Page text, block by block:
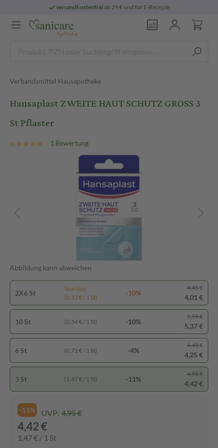
versandkostenfreiab 29 € und für E-Rezepte
Verbandsmittel Hausapotheke
Hansaplast ZWEITE HAUT SCHUTZ GROSS 3
St Pflaster
1 Bewertung
Abbildung kann abweichen
2X6 St
Spartipp
(0,33 € / 1 St)
-10%
4,45 €
4,01 €
10 St (0,54 € / 1 St) -10%
5,95 €
5,37 €
6 St (0,71 € / 1 St) -4%
4,45 €
4,25 €
3 St (1,47 € / 1 St) -11%
4,95 €
4,42 €
-11% UVP: 4,95 €
4,42 €
1,47 € / 1 St